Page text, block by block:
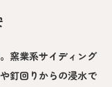
窯業系サイディング
釘回りからの浸水で